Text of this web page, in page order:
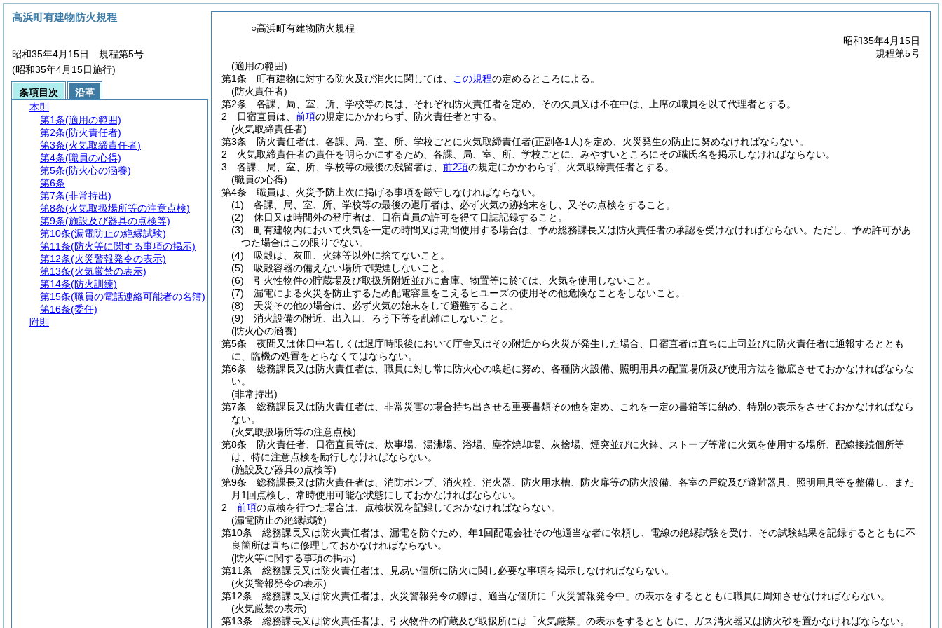
○高浜町有建物防火規程
昭和35年4月15日
規程第5号
(適用の範囲)
第1条
町有建物に対する防火及び消火に関しては、 この規程の定めるところによる。
(防火責任者)
第2条
各課、局、室、所、学校等の長は、それぞれ防火責任者を定め、その欠員又は不在中は、上席の職員を以て代理者とする。
2
日宿直員は、 前項の規定にかかわらず、防火責任者とする。
(火気取締責任者)
第3条
防火責任者は、各課、局、室、所、学校ごとに火気取締責任者(正副各1人)を定め、火災発生の防止に努めなければならない。
2
火気取締責任者の責任を明らかにするため、各課、局、室、所、学校ごとに、みやすいところにその職氏名を掲示しなければならない。
3
各課、局、室、所、学校等の最後の残留者は、 前2項の規定にかかわらず、火気取締責任者とする。
(職員の心得)
第4条
職員は、火災予防上次に掲げる事項を厳守しなければならない。
(1)
各課、局、室、所、学校等の最後の退庁者は、必ず火気の跡始末をし、又その点検をすること。
(2)
休日又は時間外の登庁者は、日宿直員の許可を得て日誌記録すること。
(3)
町有建物内において火気を一定の時間又は期間使用する場合は、予め総務課長又は防火責任者の承認を受けなければならない。 ただし、予め許可があ
つた場合はこの限りでない。
(4)
吸殻は、灰皿、火鉢等以外に捨てないこと。
(5)
吸殻容器の備えない場所で喫煙しないこと。
(6)
引火性物件の貯蔵場及び取扱所附近並びに倉庫、物置等に於ては、火気を使用しないこと。
(7)
漏電による火災を防止するため配電容量をこえるヒユーズの使用その他危険なことをしないこと。
(8)
天災その他の場合は、必ず火気の始末をして避難すること。
(9)
消火設備の附近、出入口、ろう下等を乱雑にしないこと。
(防火心の涵養)
第5条
夜間又は休日中若しくは退庁時限後において庁舎又はその附近から火災が発生した場合、日宿直者は直ちに上司並びに防火責任者に通報するととも
に、臨機の処置をとらなくてはならない。
第6条
総務課長又は防火責任者は、職員に対し常に防火心の喚起に努め、各種防火設備、照明用具の配置場所及び使用方法を徹底させておかなければならな
い。
(非常持出)
第7条
総務課長又は防火責任者は、非常災害の場合持ち出させる重要書類その他を定め、これを一定の書箱等に納め、特別の表示をさせておかなければなら
ない。
(火気取扱場所等の注意点検)
第8条
防火責任者、日宿直員等は、炊事場、湯沸場、浴場、塵芥焼却場、灰捨場、煙突並びに火鉢、ストーブ等常に火気を使用する場所、配線接続個所等
は、特に注意点検を励行しなければならない。
(施設及び器具の点検等)
第9条
総務課長又は防火責任者は、消防ポンプ、消火栓、消火器、防火用水槽、防火扉等の防火設備、各室の戸錠及び避難器具、照明用具等を整備し、また
月1回点検し、常時使用可能な状態にしておかなければならない。
2
前項の点検を行つた場合は、点検状況を記録しておかなければならない。
(漏電防止の絶縁試験)
第10条
総務課長又は防火責任者は、漏電を防ぐため、年1回配電会社その他適当な者に依頼し、電線の絶縁試験を受け、その試験結果を記録するとともに不
良箇所は直ちに修理しておかなければならない。
(防火等に関する事項の掲示)
第11条
総務課長又は防火責任者は、見易い個所に防火に関し必要な事項を掲示しなければならない。
(火災警報発令の表示)
第12条
総務課長又は防火責任者は、火災警報発令の際は、適当な個所に「火災警報発令中」の表示をするとともに職員に周知させなければならない。
(火気厳禁の表示)
第13条
総務課長又は防火責任者は、引火物件の貯蔵及び取扱所には「火気厳禁」の表示をするとともに、ガス消火器又は防火砂を置かなければならない。
高浜町有建物防火規程
昭和35年4月15日 規程第5号
(昭和35年4月15日施行)
条項目次
沿革
本則
第1条(適用の範囲)
第2条(防火責任者)
第3条(火気取締責任者)
第4条(職員の心得)
第5条(防火心の涵養)
第6条
第7条(非常持出)
第8条(火気取扱場所等の注意点検)
第9条(施設及び器具の点検等)
第10条(漏電防止の絶縁試験)
第11条(防火等に関する事項の掲示)
第12条(火災警報発令の表示)
第13条(火気厳禁の表示)
第14条(防火訓練)
第15条(職員の電話連絡可能者の名簿)
第16条(委任)
附則